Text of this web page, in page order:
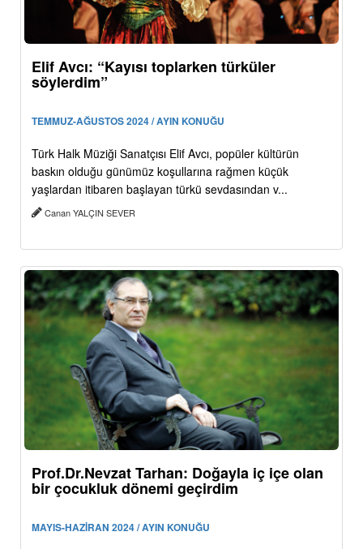
Elif Avcı: “Kayısı toplarken türküler
söylerdim”
TEMMUZ-AĞUSTOS 2024 / AYIN KONUĞU
Türk Halk Müziği Sanatçısı Elif Avcı, popüler kültürün
baskın olduğu günümüz koşullarına rağmen küçük
yaşlardan itibaren başlayan türkü sevdasından v...
Canan YALÇIN SEVER
Prof.Dr.Nevzat Tarhan: Doğayla iç içe olan
bir çocukluk dönemi geçirdim
MAYIS-HAZİRAN 2024 / AYIN KONUĞU